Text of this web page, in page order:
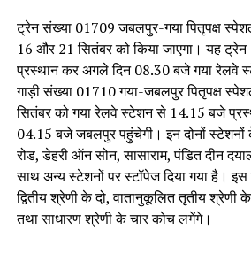
ट्रेन संख्या 01709 जबलपुर-गया पितृपक्ष
16 और 21 सितंबर को किया जाएगा। यह
प्रस्थान कर अगले दिन 08.30 बजे गया रेलवे
गाड़ी संख्या 01710 गया-जबलपुर पितृपक्ष
सितंबर को गया रेलवे स्टेशन से 14.15 बजे
04.15 बजे जबलपुर पहुंचेगी। इन दोनों स्टेशनों
रोड, डेहरी ऑन सोन, सासाराम, पंडित दीन
साथ अन्य स्टेशनों पर स्टॉपेज दिया गया है।
द्वितीय श्रेणी के दो, वातानुकूलित तृतीय
तथा साधारण श्रेणी के चार कोच लगेंगे।